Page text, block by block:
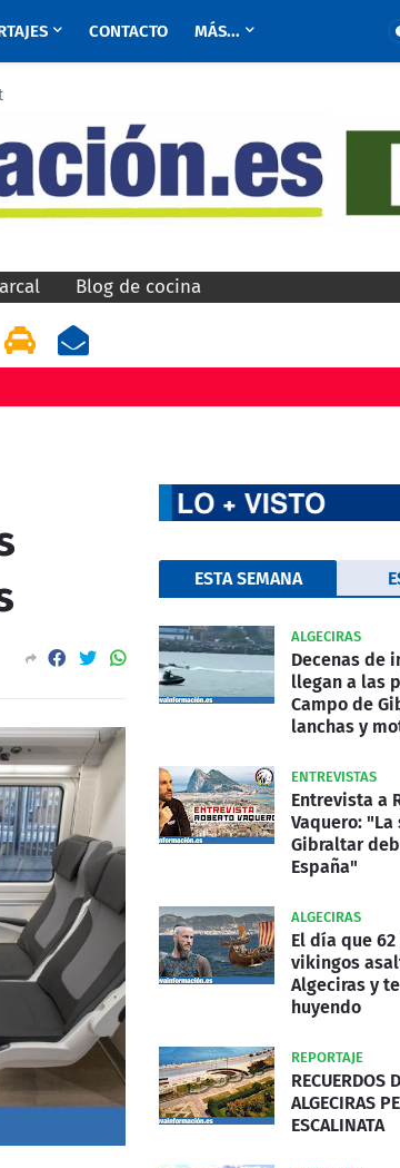
CONTACTO MÁS...
Blog de cocina
ESTA SEMANA
ALGECIRAS
Decenas de
llegan a las
Campo de
lanchas y
ENTREVISTAS
Entrevista a
Vaquero:
Gibraltar
España"
ALGECIRAS
El día que
vikingos
Algeciras y
huyendo
REPORTAJE
RECUERDOS
ALGECIRAS
ESCALINATA